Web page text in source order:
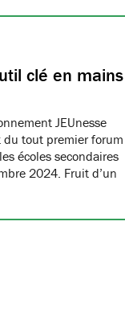
clé en mains
JEUnesse
du tout premier forum
écoles secondaires
2024. Fruit d’un